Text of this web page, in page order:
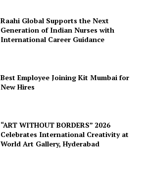
Raahi Global Supports the Next
Generation of Indian Nurses with
International Career Guidance
Best Employee Joining Kit Mumbai for
New Hires
“ART WITHOUT BORDERS” 2026
Celebrates International Creativity at
World Art Gallery, Hyderabad